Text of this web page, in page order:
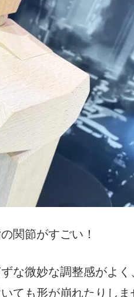
関節がすごい！
な微妙な調整感がよく
ても形が崩れたりしま